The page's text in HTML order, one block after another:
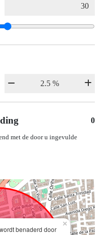
0
met de door u ingevulde
benaderd door
×